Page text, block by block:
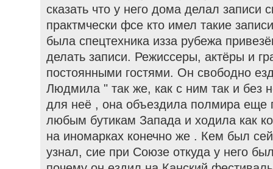
сказать что у него дома делал записи
практмчески фсе кто имел такие
была спецтехника изза рубежа
делать записи. Режиссеры, актёры и
постоянными гостями. Он свободно
Людмила " так же, как с ним так и без
для неё , она объездила полмира еще
любым бутикам Запада и ходила как
на иномарках конечно же . Кем был сей
узнал, сие при Союзе откуда у него